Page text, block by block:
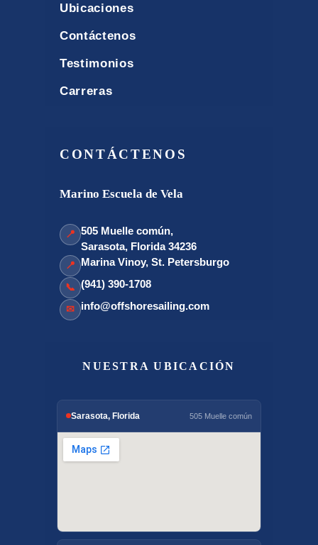
Ubicaciones
Contáctenos
Testimonios
Carreras
CONTÁCTENOS
Marino Escuela de Vela
📍 505 Muelle común,
Sarasota, Florida 34236
📍 Marina Vinoy, St. Petersburgo
📞 (941) 390-1708
✉ info@offshoresailing.com
NUESTRA UBICACIÓN
Sarasota, Florida 505 Muelle común